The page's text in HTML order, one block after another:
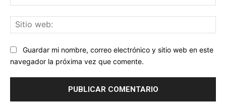
Guardar mi nombre, correo electrónico y sitio web en este
navegador la próxima vez que comente.